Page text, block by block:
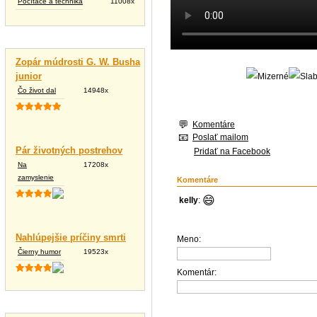
Zopár múdrosti G. W. Busha
junior
Čo život dal 14948x
Pár životných postrehov
Na
zamyslenie
17208x
Nahlúpejšie príčiny smrti
Čierny humor 19523x
Komentáre
Poslať mailom
Pridať na Facebook
Komentáre
kelly: 😄
Meno:
Komentár: